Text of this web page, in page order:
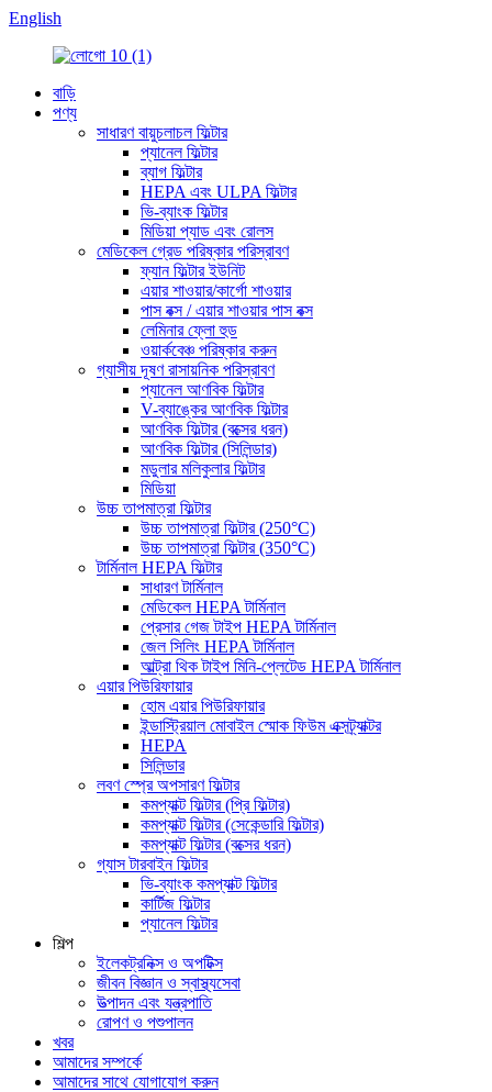
English
বাড়ি
পণ্য
সাধারণ বায়ুচলাচল ফিল্টার
প্যানেল ফিল্টার
ব্যাগ ফিল্টার
HEPA এবং ULPA ফিল্টার
ভি-ব্যাংক ফিল্টার
মিডিয়া প্যাড এবং রোলস
মেডিকেল গ্রেড পরিষ্কার পরিস্রাবণ
ফ্যান ফিল্টার ইউনিট
এয়ার শাওয়ার/কার্গো শাওয়ার
পাস বক্স / এয়ার শাওয়ার পাস বক্স
লেমিনার ফ্লো হুড
ওয়ার্কবেঞ্চ পরিষ্কার করুন
গ্যাসীয় দূষণ রাসায়নিক পরিস্রাবণ
প্যানেল আণবিক ফিল্টার
V-ব্যাঙ্কের আণবিক ফিল্টার
আণবিক ফিল্টার (বক্সের ধরন)
আণবিক ফিল্টার (সিলিন্ডার)
মডুলার মলিকুলার ফিল্টার
মিডিয়া
উচ্চ তাপমাত্রা ফিল্টার
উচ্চ তাপমাত্রা ফিল্টার (250°C)
উচ্চ তাপমাত্রা ফিল্টার (350°C)
টার্মিনাল HEPA ফিল্টার
সাধারণ টার্মিনাল
মেডিকেল HEPA টার্মিনাল
প্রেসার গেজ টাইপ HEPA টার্মিনাল
জেল সিলিং HEPA টার্মিনাল
আল্ট্রা থিক টাইপ মিনি-প্লেটেড HEPA টার্মিনাল
এয়ার পিউরিফায়ার
হোম এয়ার পিউরিফায়ার
ইন্ডাস্ট্রিয়াল মোবাইল স্মোক ফিউম এক্সট্র্যাক্টর
HEPA
সিলিন্ডার
লবণ স্প্রে অপসারণ ফিল্টার
কমপ্যাক্ট ফিল্টার (প্রি ফিল্টার)
কমপ্যাক্ট ফিল্টার (সেকেন্ডারি ফিল্টার)
কমপ্যাক্ট ফিল্টার (বক্সের ধরন)
গ্যাস টারবাইন ফিল্টার
ভি-ব্যাংক কমপ্যাক্ট ফিল্টার
কার্টিজ ফিল্টার
প্যানেল ফিল্টার
শিল্প
ইলেকট্রনিক্স ও অপটিক্স
জীবন বিজ্ঞান ও স্বাস্থ্যসেবা
উত্পাদন এবং যন্ত্রপাতি
রোপণ ও পশুপালন
খবর
আমাদের সম্পর্কে
আমাদের সাথে যোগাযোগ করুন